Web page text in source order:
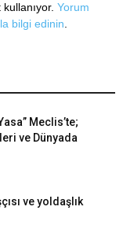
Yorum
bilgi edinin
Meclis’te;
ve Dünyada
ve yoldaşlık